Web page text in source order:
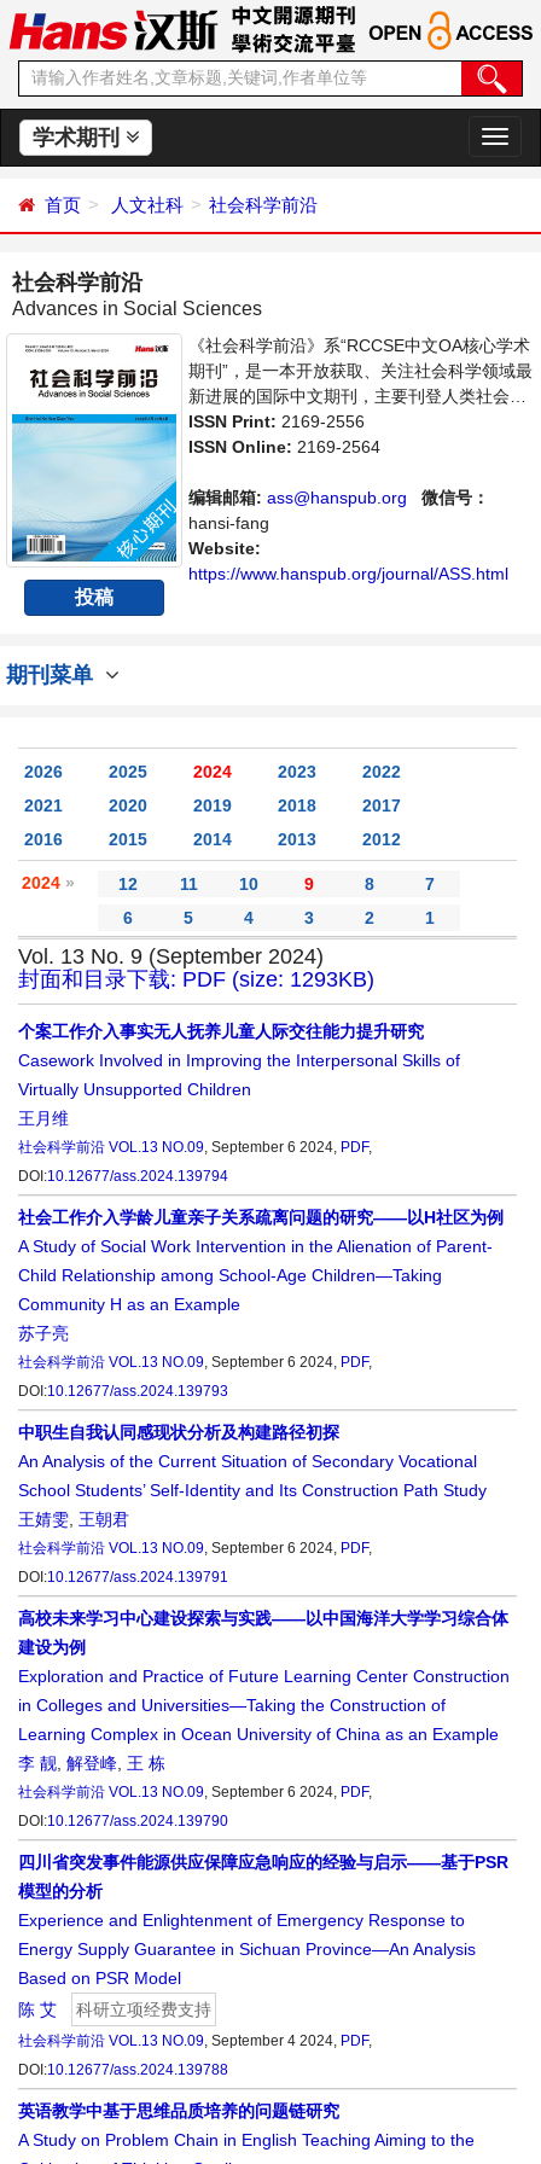
学术期刊
切
换
首页 人文社科 社会科学前沿
社会科学前沿
Advances in Social Sciences
投稿
《社会科学前沿》系“RCCSE中文OA核心学术
期刊”，是一本开放获取、关注社会科学领域最
新进展的国际中文期刊，主要刊登人类社会各
种现象和社会科学理论，包括经济、文化、历
史等社会学学术论文和成果报道及评述。本刊
术，集学术性、思想性为一体，旨在给世界范
围内的社会科学研究者提供一个传播、分享和
讨论社会科学领域内不同方向问题与发展的交
流平台。
ISSN Print: 2169-2556
ISSN Online: 2169-2564
编辑邮箱: ass@hanspub.org
微信号：
hansi-fang
Website:
https://www.hanspub.org/journal/ASS.html
期刊菜单
2026 2025 2024 2023
2022
2021
2020 2019 2018
2017
2016
2015 2014 2013 2012
2024 » 12 11 10 9 8
7
6
5 4 3 2 1
Vol. 13 No. 9 (September 2024)
封面和目录下载: PDF (size: 1293KB)
个案工作介入事实无人抚养儿童人际交往能力提升研究
Casework Involved in Improving the Interpersonal Skills of
Virtually Unsupported Children
王月维
社会科学前沿 VOL.13 NO.09, September 6 2024, PDF,
DOI:10.12677/ass.2024.139794
社会工作介入学龄儿童亲子关系疏离问题的研究——以H社区为例
A Study of Social Work Intervention in the Alienation of Parent-
Child Relationship among School-Age Children—Taking
Community H as an Example
苏子亮
社会科学前沿 VOL.13 NO.09, September 6 2024, PDF,
DOI:10.12677/ass.2024.139793
中职生自我认同感现状分析及构建路径初探
An Analysis of the Current Situation of Secondary Vocational
School Students’ Self-Identity and Its Construction Path Study
王婧雯 王朝君
社会科学前沿 VOL.13 NO.09, September 6 2024, PDF,
DOI:10.12677/ass.2024.139791
高校未来学习中心建设探索与实践——以中国海洋大学学习综合体
建设为例
Exploration and Practice of Future Learning Center Construction
in Colleges and Universities—Taking the Construction of
Learning Complex in Ocean University of China as an Example
李 靓 解登峰 王 栋
社会科学前沿 VOL.13 NO.09, September 6 2024, PDF,
DOI:10.12677/ass.2024.139790
四川省突发事件能源供应保障应急响应的经验与启示——基于PSR
模型的分析
Experience and Enlightenment of Emergency Response to
Energy Supply Guarantee in Sichuan Province—An Analysis
Based on PSR Model
陈 艾
科研立项经费支持
社会科学前沿 VOL.13 NO.09, September 4 2024, PDF,
DOI:10.12677/ass.2024.139788
英语教学中基于思维品质培养的问题链研究
A Study on Problem Chain in English Teaching Aiming to the